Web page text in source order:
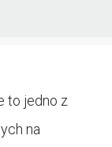
to jedno z
na